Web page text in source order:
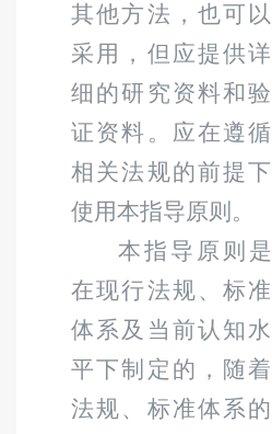
其他方法，也可以
采用，但应提供详
细的研究资料和验
证资料。应在遵循
相关法规的前提下
使用本指导原则。
本指导原则是
在现行法规、标准
体系及当前认知水
平下制定的，随着
法规、标准体系的